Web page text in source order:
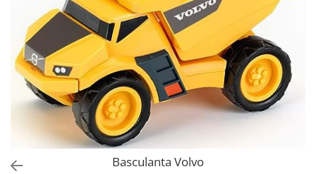
Interior
Bucătărie
Pluș
Muzicale
Bebeluși
Păpuși
Mașinuțe
Basculanta Volvo